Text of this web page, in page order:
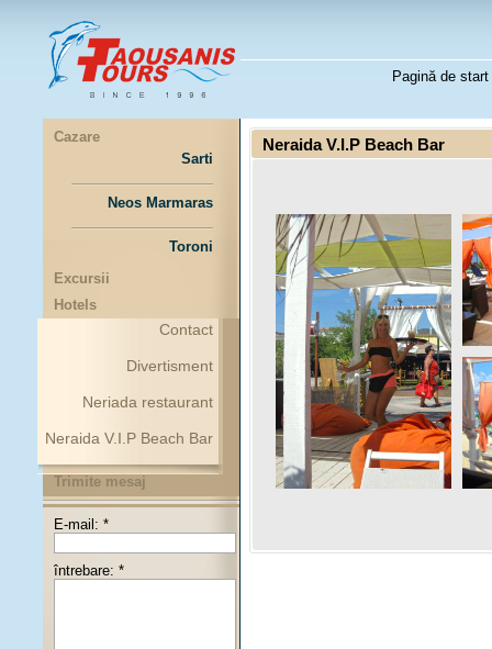
Pagină de start
Cazare
Sarti
Neos Marmaras
Toroni
Excursii
Hotels
Contact
Divertisment
Neriada restaurant
Neraida V.I.P Beach Bar
Trimite mesaj
E-mail: *
întrebare: *
Neraida V.I.P Beach Bar